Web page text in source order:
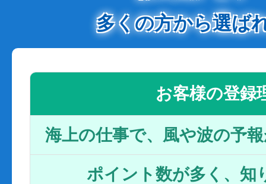
多くの方から選ば
お客様の登録
海上の仕事で、風や波の予
ポイント数が多く、知